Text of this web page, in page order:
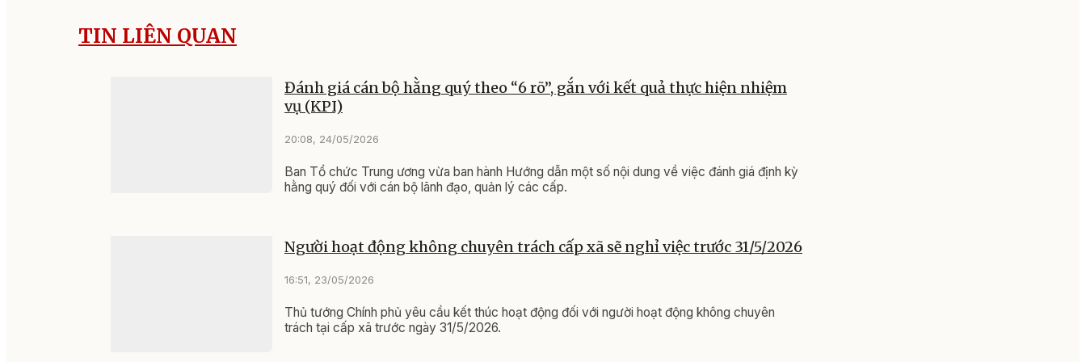
TIN LIÊN QUAN
Đánh giá cán bộ hằng quý theo “6 rõ”, gắn với kết quả thực hiện nhiệm
vụ (KPI)
20:08, 24/05/2026
Ban Tổ chức Trung ương vừa ban hành Hướng dẫn một số nội dung về việc đánh giá định kỳ
hằng quý đối với cán bộ lãnh đạo, quản lý các cấp.
Người hoạt động không chuyên trách cấp xã sẽ nghỉ việc trước 31/5/2026
16:51, 23/05/2026
Thủ tướng Chính phủ yêu cầu kết thúc hoạt động đối với người hoạt động không chuyên
trách tại cấp xã trước ngày 31/5/2026.